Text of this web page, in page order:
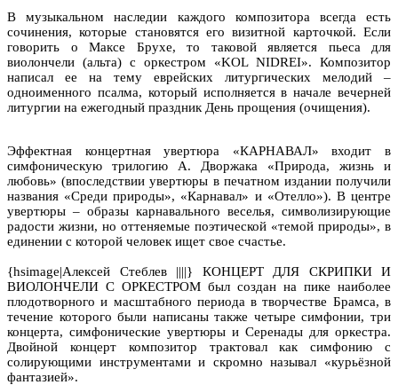
В музыкальном наследии каждого композитора всегда есть
сочинения, которые становятся его визитной карточкой. Если
говорить о Максе Брухе, то таковой является пьеса для
виолончели (альта) с оркестром «KOL NIDREI». Композитор
написал ее на тему еврейских литургических мелодий –
одноименного псалма, который исполняется в начале вечерней
литургии на ежегодный праздник День прощения (очищения).
Эффектная концертная увертюра «КАРНАВАЛ» входит в
симфоническую трилогию А. Дворжака «Природа, жизнь и
любовь» (впоследствии увертюры в печатном издании получили
названия «Среди природы», «Карнавал» и «Отелло»). В центре
увертюры – образы карнавального веселья, символизирующие
радости жизни, но оттеняемые поэтической «темой природы», в
единении с которой человек ищет свое счастье.
{hsimage|Алексей Стеблев ||||} КОНЦЕРТ ДЛЯ СКРИПКИ И
ВИОЛОНЧЕЛИ С ОРКЕСТРОМ был создан на пике наиболее
плодотворного и масштабного периода в творчестве Брамса, в
течение которого были написаны также четыре симфонии, три
концерта, симфонические увертюры и Серенады для оркестра.
Двойной концерт композитор трактовал как симфонию с
солирующими инструментами и скромно называл «курьёзной
фантазией».